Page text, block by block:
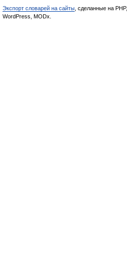
Экспорт словарей на сайты , сделанные на PHP,
WordPress, MODx.